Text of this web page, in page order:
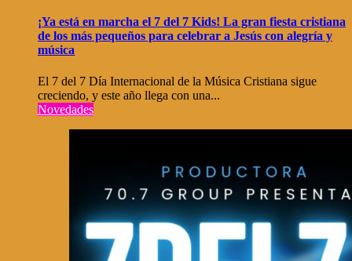
¡Ya está en marcha el 7 del 7 Kids! La gran fiesta cristiana
de los más pequeños para celebrar a Jesús con alegría y
música
El 7 del 7 Día Internacional de la Música Cristiana sigue
creciendo, y este año llega con una...
Novedades